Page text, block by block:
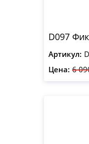
D097
Артикул:
Цена: 6